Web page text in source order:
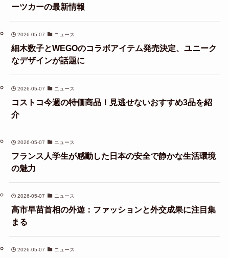
ーツカーの最新情報
2026-05-07 ニュース
細木数子とWEGOのコラボアイテム発売決定、ユニーク
なデザインが話題に
2026-05-07 ニュース
コストコ今週の特価商品！見逃せないおすすめ3品を紹
介
2026-05-07 ニュース
フランス人学生が感動した日本の安全で静かな生活環境
の魅力
2026-05-07 ニュース
高市早苗首相の外遊：ファッションと外交成果に注目集
まる
2026-05-07 ニュース